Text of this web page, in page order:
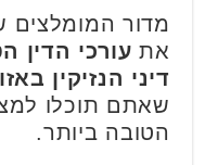
מדור המומלצים
את עורכי הדין
דיני הנזיקין
שאתם תוכלו
הטובה ביותר.